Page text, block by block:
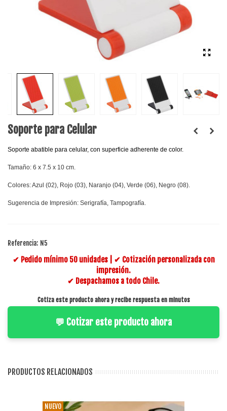
Soporte para Celular
Soporte abatible para celular, con superficie adherente de color.
Tamaño: 6 x 7.5 x 10 cm.
Colores: Azul (02), Rojo (03), Naranjo (04), Verde (06), Negro (08).
Sugerencia de Impresión: Serigrafía, Tampografía.
Referencia: N5
✔ Pedido mínimo 50 unidades | ✔ Cotización personalizada con
impresión.
✔ Despachamos a todo Chile.
Cotiza este producto ahora y recibe respuesta en minutos
💬 Cotizar este producto ahora
PRODUCTOS RELACIONADOS
NUEVO